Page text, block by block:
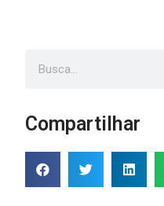
Compartilhar